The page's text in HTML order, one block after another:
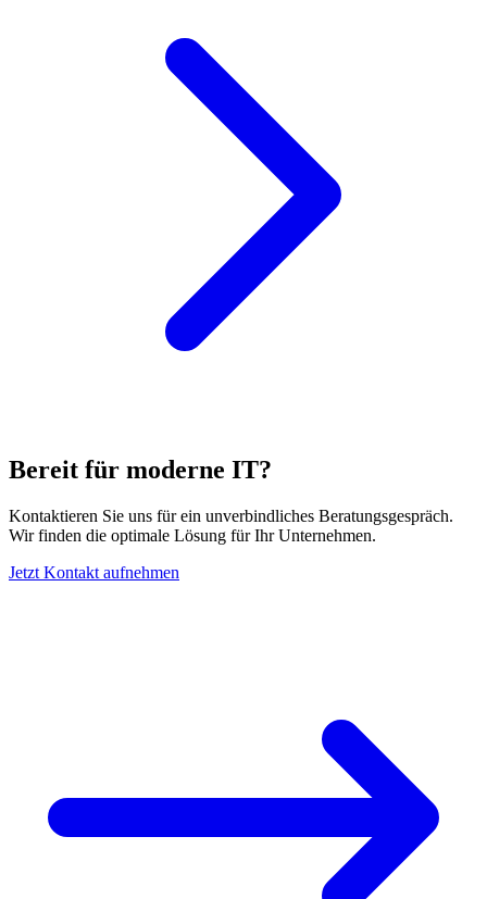
Bereit für moderne IT?
Kontaktieren Sie uns für ein unverbindliches Beratungsgespräch.
Wir finden die optimale Lösung für Ihr Unternehmen.
Jetzt Kontakt aufnehmen